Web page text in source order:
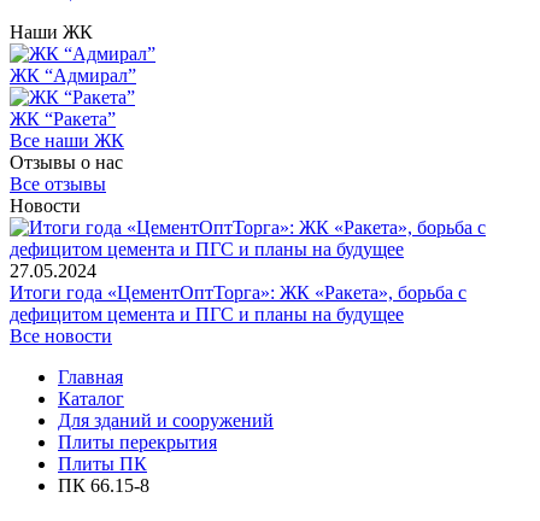
Наши ЖК
ЖК “Адмирал”
ЖК “Ракета”
Все наши ЖК
Отзывы о нас
Все отзывы
Новости
27.05.2024
Итоги года «ЦементОптТорга»: ЖК «Ракета», борьба с
дефицитом цемента и ПГС и планы на будущее
Все новости
Главная
Каталог
Для зданий и сооружений
Плиты перекрытия
Плиты ПК
ПК 66.15-8